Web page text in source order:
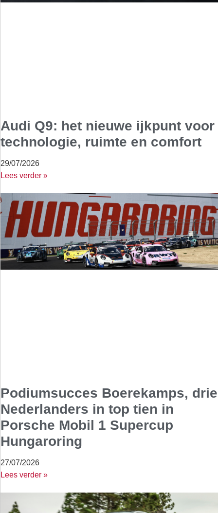
Audi Q9: het nieuwe ijkpunt voor
technologie, ruimte en comfort
29/07/2026
Lees verder »
Podiumsucces Boerekamps, drie
Nederlanders in top tien in
Porsche Mobil 1 Supercup
Hungaroring
27/07/2026
Lees verder »